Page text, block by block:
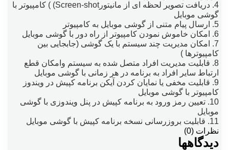
4. دریافت تصویر لحظه ای از مانیتورScreen-shot) ) کامپیوتر با
گوشی موبایل
5. ارسال پیام متنی از گوشی موبایل به کامپیوتر
6. امکان خاموش نمودن کامپیوتر از راه دور با گوشی موبایل
7. امکان مدیریت چند سیستم با یک گوشی (جابجایی بین
کامپیوترها )
8. قابلیت مدیریت افراد متصل شده به سیستم وامکان قطع
ارتباط سایر افراد به برنامه در هر زمانی با گوشی موبایل
9. قابلیت مخفی یا نمایان کردن آیکن برنامه کپیش در ویندوز
کامپیوتر با گوشی موبایل
10. تعیین رمز ورود به برنامه کپیش در پنل ویندوزی با گوشی
موبایل
11. قابلیت بروزرسانی نسخه برنامه کپیش با گوشی موبایل
نظرات (0)
دیدگاهها